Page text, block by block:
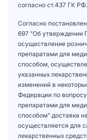
согласно ст.437 ГК РФ.
Согласно
697 "Об утверждении
осуществление
препаратами для
способом,
указанных
изменений в
Федерации по
препаратами для
способом" доставка
осуществляется для
лекарственных